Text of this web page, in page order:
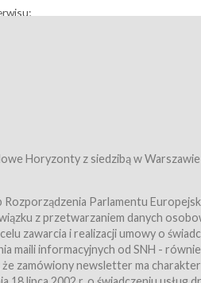
do wzięcia udziału w Wydarzeniu,
do wzięcia udziału w Wydarzeniu,
w wielu albo w pojedynczych seansach
Horyzonty z siedzibą w
Parlamentu
z przetwarzaniem danych
zawarcia i realizacji umowy o
maili informacyjnych od SNH -
że zamówiony newsletter ma charakter